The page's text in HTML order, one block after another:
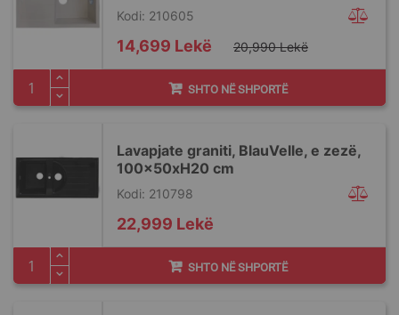
Kodi: 210605
Special
Price
14,699 Lekë 20,990 Lekë
SHTO NË SHPORTË
Lavapjate graniti, BlauVelle, e zezë,
100x50xH20 cm
Kodi: 210798
22,999 Lekë
SHTO NË SHPORTË